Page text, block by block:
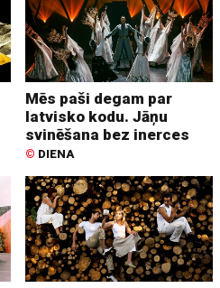
Mēs paši degam par
latvisko kodu. Jāņu
svinēšana bez inerces
© DIENA